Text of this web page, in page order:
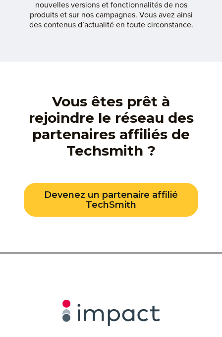
nouvelles versions et fonctionnalités de nos
produits et sur nos campagnes. Vous avez ainsi
des contenus d’actualité en toute circonstance.
Vous êtes prêt à
rejoindre le réseau des
partenaires affiliés de
Techsmith ?
Devenez un partenaire affilié
TechSmith